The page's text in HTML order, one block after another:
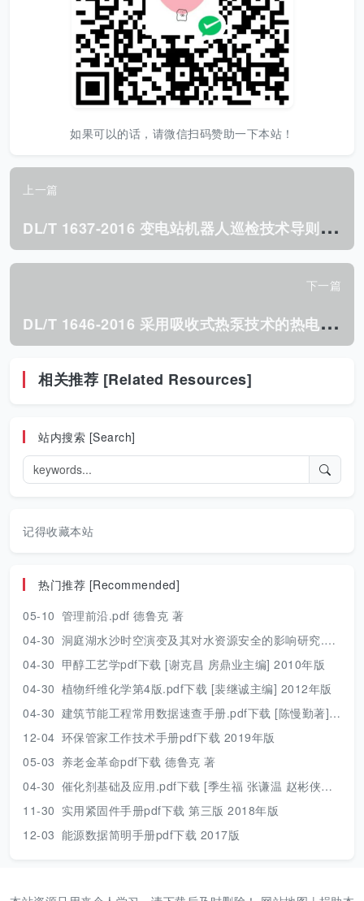
如果可以的话，请微信扫码赞助一下本站！
上一篇
D
L/T 1637-2016 变电站机器人巡检技术导则.pdf
下一篇
D
L/T 1646-2016 采用吸收式热泵技术的热电联产机组 技术指标计算方法.pdf
相关推荐 [Related Resources]
站内搜索 [Search]
记得收藏本站
热门推荐 [Recommended]
05-10 管理前沿.pdf 德鲁克 著
04-30 洞庭湖水沙时空演变及其对水资源安全的影响研究.pdf 胡光伟 著 2017年版
04-30 甲醇工艺学pdf下载 [谢克昌 房鼎业主编] 2010年版
04-30 植物纤维化学第4版.pdf下载 [裴继诚主编] 2012年版
04-30 建筑节能工程常用数据速查手册.pdf下载 [陈慢勤著] 2010年版
12-04 环保管家工作技术手册pdf下载 2019年版
05-03 养老金革命pdf下载 德鲁克 著
04-30 催化剂基础及应用.pdf下载 [季生福 张谦温 赵彬侠编] 2011年版
11-30 实用紧固件手册pdf下载 第三版 2018年版
12-03 能源数据简明手册pdf下载 2017版